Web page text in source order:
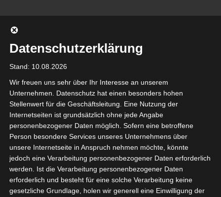
Datenschutzerklärung
Stand: 10.08.2026
Wir freuen uns sehr über Ihr Interesse an unserem
Unternehmen. Datenschutz hat einen besonders hohen
Stellenwert für die Geschäftsleitung. Eine Nutzung der
Internetseiten ist grundsätzlich ohne jede Angabe
personenbezogener Daten möglich. Sofern eine betroffene
Person besondere Services unseres Unternehmens über
unsere Internetseite in Anspruch nehmen möchte, könnte
jedoch eine Verarbeitung personenbezogener Daten erforderlich
werden. Ist die Verarbeitung personenbezogener Daten
erforderlich und besteht für eine solche Verarbeitung keine
gesetzliche Grundlage, holen wir generell eine Einwilligung der